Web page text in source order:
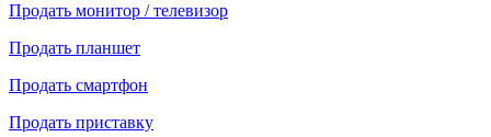
Продать монитор / телевизор
Продать планшет
Продать смартфон
Продать приставку